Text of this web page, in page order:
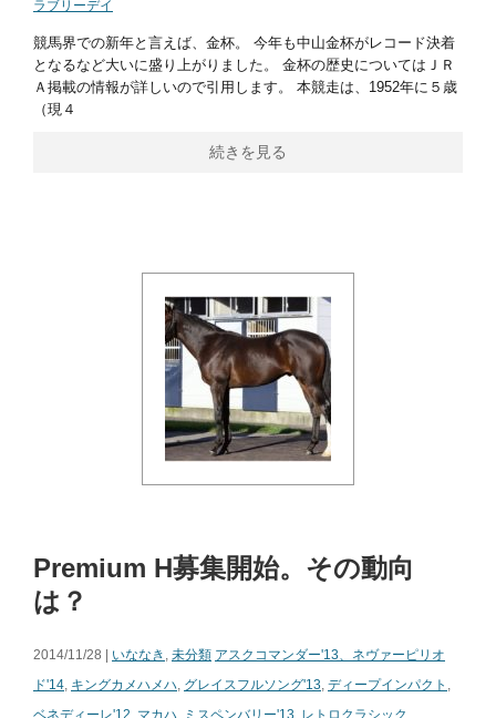
ラブリーデイ
競馬界での新年と言えば、金杯。 今年も中山金杯がレコード決着
となるなど大いに盛り上がりました。 金杯の歴史についてはＪＲ
Ａ掲載の情報が詳しいので引用します。 本競走は、1952年に５歳
（現４
続きを見る
Premium H募集開始。その動向
は？
2014/11/28 | いななき , 未分類 アスクコマンダー'13、ネヴァーピリオ
ド'14, キングカメハメハ, グレイスフルソング'13, ディープインパクト ,
ベネディーレ'12 マカハ ミスペンバリー'13 レトロクラシック